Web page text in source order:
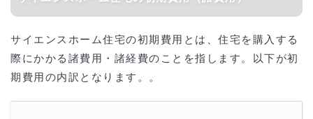
サイエンスホーム住宅の初期費用とは、住宅を購入する
際にかかる諸費用・諸経費のことを指します。以下が初
期費用の内訳となります。。